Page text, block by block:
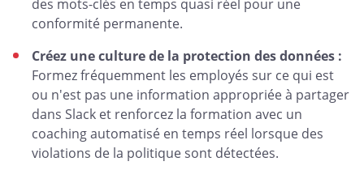
des mots-clés en temps quasi réel pour une
conformité permanente.
Créez une culture de la protection des données :
Formez fréquemment les employés sur ce qui est
ou n'est pas une information appropriée à partager
dans Slack et renforcez la formation avec un
coaching automatisé en temps réel lorsque des
violations de la politique sont détectées.